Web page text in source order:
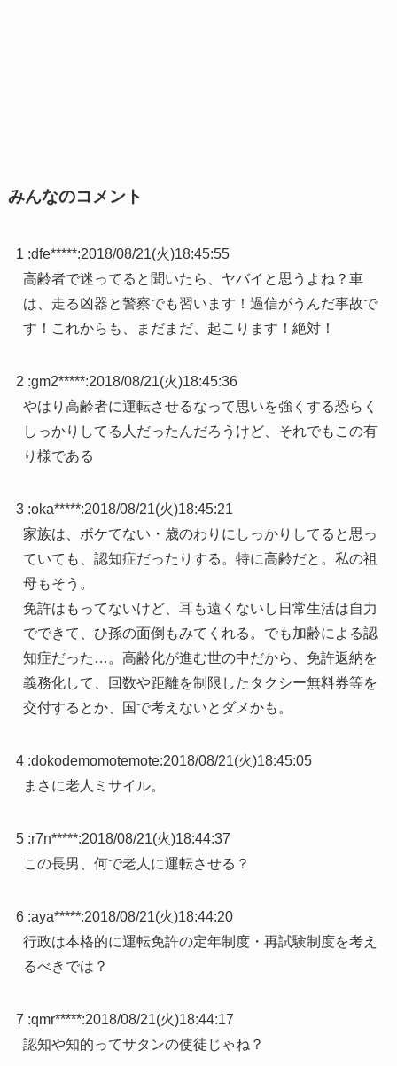
みんなのコメント
1 :dfe*****:2018/08/21(火)18:45:55
高齢者で迷ってると聞いたら、ヤバイと思うよね？車
は、走る凶器と警察でも習います！過信がうんだ事故で
す！これからも、まだまだ、起こります！絶対！
2 :gm2*****:2018/08/21(火)18:45:36
やはり高齢者に運転させるなって思いを強くする恐らく
しっかりしてる人だったんだろうけど、それでもこの有
り様である
3 :oka*****:2018/08/21(火)18:45:21
家族は、ボケてない・歳のわりにしっかりしてると思っ
ていても、認知症だったりする。特に高齢だと。私の祖
母もそう。
免許はもってないけど、耳も遠くないし日常生活は自力
でできて、ひ孫の面倒もみてくれる。でも加齢による認
知症だった…。高齢化が進む世の中だから、免許返納を
義務化して、回数や距離を制限したタクシー無料券等を
交付するとか、国で考えないとダメかも。
4 :dokodemomotemote:2018/08/21(火)18:45:05
まさに老人ミサイル。
5 :r7n*****:2018/08/21(火)18:44:37
この長男、何で老人に運転させる？
6 :aya*****:2018/08/21(火)18:44:20
行政は本格的に運転免許の定年制度・再試験制度を考え
るべきでは？
7 :qmr*****:2018/08/21(火)18:44:17
認知や知的ってサタンの使徒じゃね？